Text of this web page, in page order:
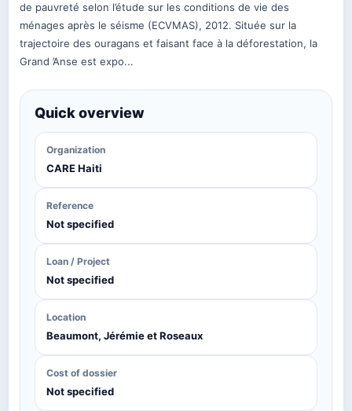
de pauvreté selon l’étude sur les conditions de vie des
ménages après le séisme (ECVMAS), 2012. Située sur la
trajectoire des ouragans et faisant face à la déforestation, la
Grand ’Anse est expo...
Quick overview
Organization
CARE Haiti
Reference
Not specified
Loan / Project
Not specified
Location
Beaumont, Jérémie et Roseaux
Cost of dossier
Not specified